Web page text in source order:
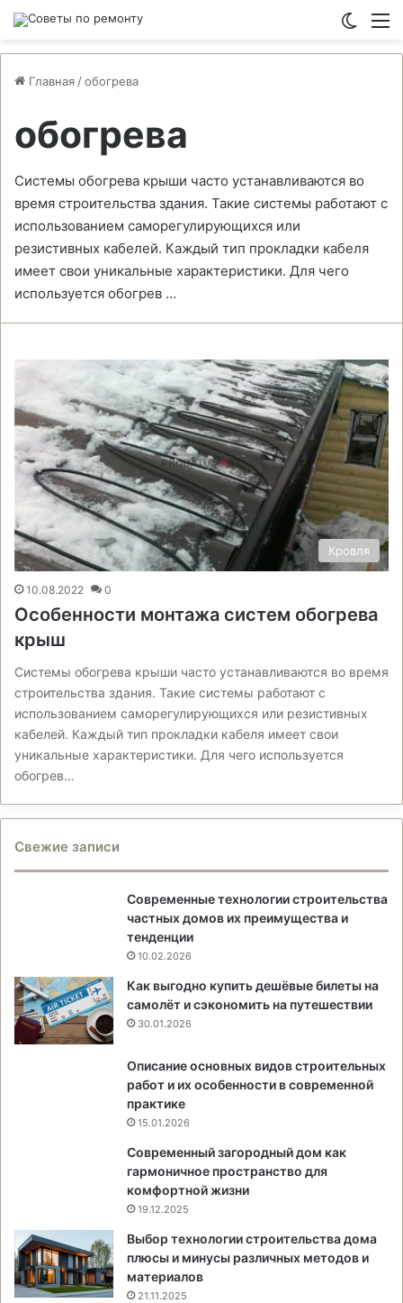
Главная /обогрева
обогрева
Системы обогрева крыши часто устанавливаются во
время строительства здания. Такие системы работают с
использованием саморегулирующихся или
резистивных кабелей. Каждый тип прокладки кабеля
имеет свои уникальные характеристики. Для чего
используется обогрев …
Кровля
10.08.2022 0
Особенности монтажа систем обогрева
крыш
Системы обогрева крыши часто устанавливаются во время
строительства здания. Такие системы работают с
использованием саморегулирующихся или резистивных
кабелей. Каждый тип прокладки кабеля имеет свои
уникальные характеристики. Для чего используется
обогрев…
Свежие записи
Современные технологии строительства
частных домов их преимущества и
тенденции
10.02.2026
Как выгодно купить дешёвые билеты на
самолёт и сэкономить на путешествии
30.01.2026
Описание основных видов строительных
работ и их особенности в современной
практике
15.01.2026
Современный загородный дом как
гармоничное пространство для
комфортной жизни
19.12.2025
Выбор технологии строительства дома
плюсы и минусы различных методов и
материалов
21.11.2025